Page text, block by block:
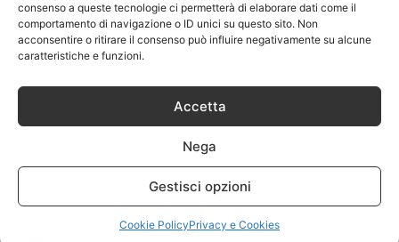
consenso a queste tecnologie ci permetterà di elaborare dati come il
comportamento di navigazione o ID unici su questo sito. Non
acconsentire o ritirare il consenso può influire negativamente su alcune
caratteristiche e funzioni.
Accetta
Nega
Gestisci opzioni
Cookie PolicyPrivacy e Cookies
Autismo, ecco i 10
riconoscerlo
Oroscopo di oggi e
26 Marzo 2017